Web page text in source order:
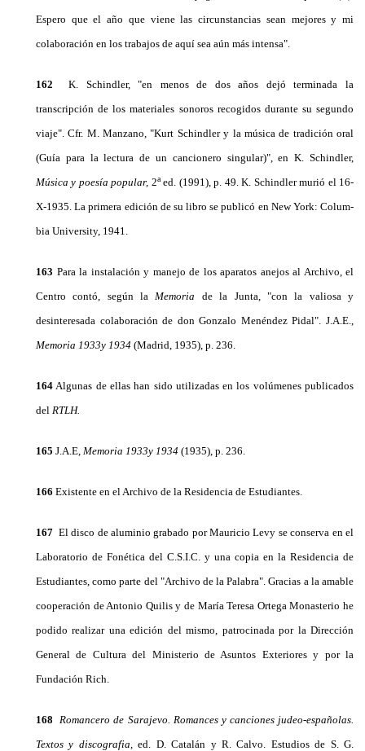
Espero que el año que viene las circunstancias sean mejores y mi
colaboración en los trabajos de aquí sea aún más intensa".
162 K. Schindler, "en menos de dos años dejó ter­minada la
transcripción de los materiales sonoros re­cogidos durante su segundo
viaje". Cfr. M. Manza­no, "Kurt Schindler y la música de tradición oral
(Guía para la lectura de un cancionero singular)", en K. Schindler,
Música y poesía popular, 2aed. (1991), p. 49. K. Schindler murió el 16-
X-1935. La primera edición de su libro se publicó en New York: Colum­
bia University, 1941.
163 Para la instalación y manejo de los aparatos ane­jos al Archivo, el
Centro contó, según la Memoria de la Junta, "con la valiosa y
desinteresada colaboración de don Gonzalo Menéndez Pidal". J.A.E.,
Memoria 1933y 1934 (Madrid, 1935), p. 236.
164 Algunas de ellas han sido utilizadas en los volú­menes publicados
del RTLH.
165 J.A.E, Memoria 1933y 1934 (1935), p. 236.
166 Existente en el Archivo de la Residencia de Es­tudiantes.
167 El disco de aluminio grabado por Mauricio Levy se conserva en el
Laboratorio de Fonética del C.S.I.C. y una copia en la Residencia de
Estudiantes, como parte del "Archivo de la Palabra". Gracias a la amable
cooperación de Antonio Quilis y de María Teresa Ortega Monasterio he
podido realizar una edi­ción del mismo, patrocinada por la Dirección
Gene­ral de Cultura del Ministerio de Asuntos Exteriores y por la
Fundación Rich.
168
Romancero de Sarajevo. Romances y canciones judeo-españolas.
Textos y discografia,ed. D. Catalán y R. Calvo. Estudios de S. G.